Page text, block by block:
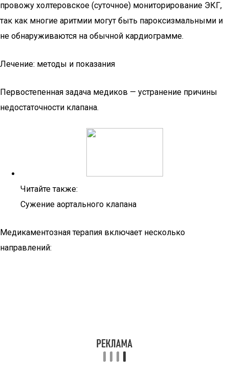
провожу холтеровское (суточное) мониторирование ЭКГ,
так как многие аритмии могут быть пароксизмальными и
не обнаруживаются на обычной кардиограмме.
Лечение: методы и показания
Первостепенная задача медиков — устранение причины
недостаточности клапана.
Читайте также:
Сужение аортального клапана
Медикаментозная терапия включает несколько
направлений: